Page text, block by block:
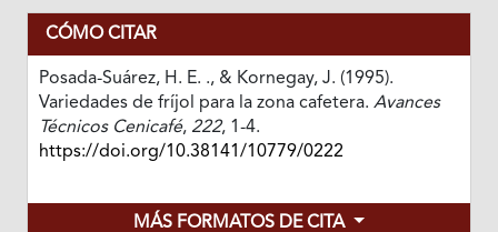
CÓMO CITAR
Posada-Suárez, H. E. ., & Kornegay, J. (1995).
Variedades de fríjol para la zona cafetera. Avances
Técnicos Cenicafé, 222, 1-4.
https://doi.org/10.38141/10779/0222
MÁS FORMATOS DE CITA